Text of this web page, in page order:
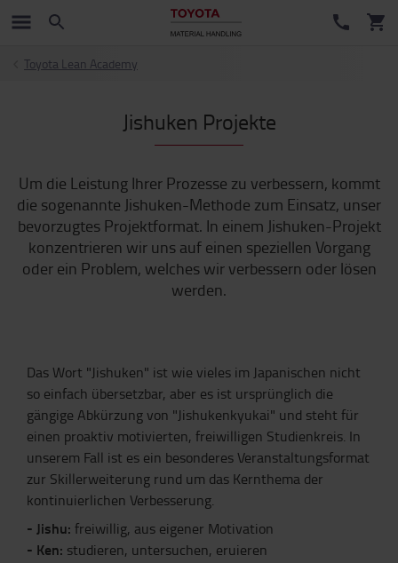
Toyota Lean Academy
Jishuken Projekte
Um die Leistung Ihrer Prozesse zu verbessern, kommt
die sogenannte Jishuken-Methode zum Einsatz, unser
bevorzugtes Projektformat. In einem Jishuken-Projekt
konzentrieren wir uns auf einen speziellen Vorgang
oder ein Problem, welches wir verbessern oder lösen
werden.
Das Wort "Jishuken" ist wie vieles im Japanischen nicht
so einfach übersetzbar, aber es ist ursprünglich die
gängige Abkürzung von "Jishukenkyukai" und steht für
einen proaktiv motivierten, freiwilligen Studienkreis. In
unserem Fall ist es ein besonderes Veranstaltungsformat
zur Skillerweiterung rund um das Kernthema der
kontinuierlichen Verbesserung.
- Jishu: freiwillig, aus eigener Motivation
- Ken: studieren, untersuchen, eruieren